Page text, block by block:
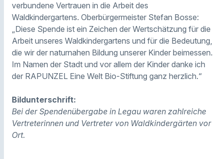
verbundene Vertrauen in die Arbeit des
Waldkindergartens. Oberbürgermeister Stefan Bosse:
„Diese Spende ist ein Zeichen der Wertschätzung für die
Arbeit unseres Waldkindergartens und für die Bedeutung,
die wir der naturnahen Bildung unserer Kinder beimessen.
Im Namen der Stadt und vor allem der Kinder danke ich
der RAPUNZEL Eine Welt Bio-Stiftung ganz herzlich.“
Bildunterschrift:
Bei der Spendenübergabe in Legau waren zahlreiche
Vertreterinnen und Vertreter von Waldkindergärten vor
Ort.